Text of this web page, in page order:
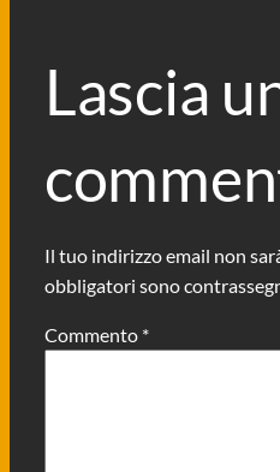
Lascia
Il tuo indirizzo email non
obbligatori sono
Commento *